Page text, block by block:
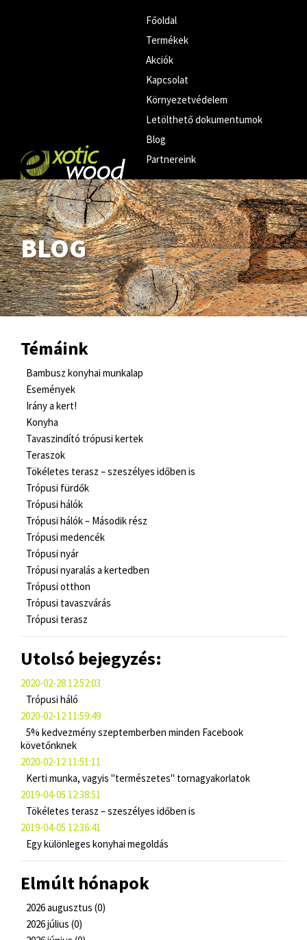
Főoldal
Termékek
Akciók
Kapcsolat
Környezetvédelem
Letölthető dokumentumok
Blog
Partnereink
BLOG
Témáink
Bambusz konyhai munkalap
Események
Irány a kert!
Konyha
Tavaszindító trópusi kertek
Teraszok
Tökéletes terasz – szeszélyes időben is
Trópusi fürdők
Trópusi hálók
Trópusi hálók – Második rész
Trópusi medencék
Trópusi nyár
Trópusi nyaralás a kertedben
Trópusi otthon
Trópusi tavaszvárás
Trópusi terasz
Utolsó bejegyzés:
2020-02-28 12:52:03
Trópusi háló
2020-02-12 11:59:49
5% kedvezmény szeptemberben minden Facebook
követőnknek
2020-02-12 11:51:11
Kerti munka, vagyis "természetes" tornagyakorlatok
2019-04-05 12:38:51
Tökéletes terasz – szeszélyes időben is
2019-04-05 12:36:41
Egy különleges konyhai megoldás
Elmúlt hónapok
2026 augusztus (0)
2026 július (0)